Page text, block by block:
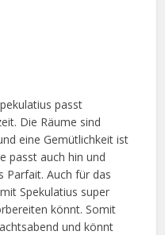
passt
Die Räume sind
eine Gemütlichkeit ist
passt auch hin und
Parfait. Auch für das
Spekulatius super
könnt. Somit
und könnt